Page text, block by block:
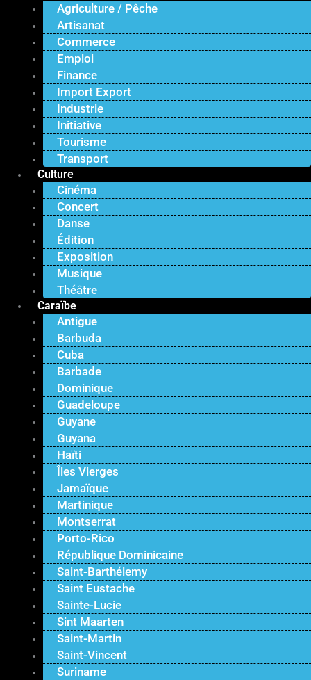
Agriculture / Pêche
Artisanat
Commerce
Emploi
Finance
Import Export
Industrie
Initiative
Tourisme
Transport
Culture
Cinéma
Concert
Danse
Édition
Exposition
Musique
Théâtre
Caraïbe
Antigue
Barbuda
Cuba
Barbade
Dominique
Guadeloupe
Guyane
Guyana
Haïti
Îles Vierges
Jamaïque
Martinique
Montserrat
Porto-Rico
République Dominicaine
Saint-Barthélemy
Saint Eustache
Sainte-Lucie
Sint Maarten
Saint-Martin
Saint-Vincent
Suriname